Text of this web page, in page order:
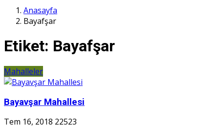
Anasayfa
Bayafşar
Etiket: Bayafşar
Mahalleler
Bayavşar Mahallesi
Tem 16, 2018 22523